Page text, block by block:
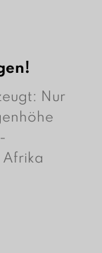
Nur
Afrika